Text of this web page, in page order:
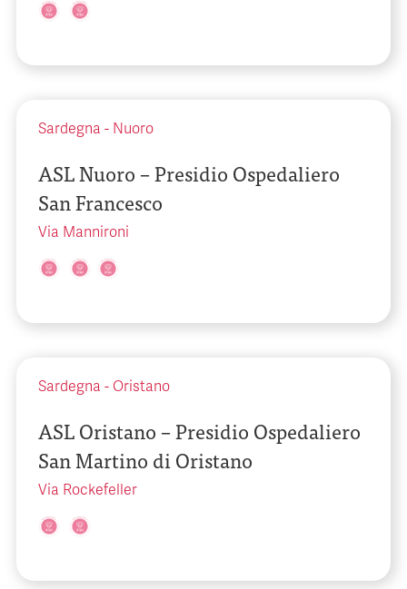
Sardegna - Nuoro
ASL Nuoro – Presidio Ospedaliero
San Francesco
Via Mannironi
Sardegna - Oristano
ASL Oristano – Presidio Ospedaliero
San Martino di Oristano
Via Rockefeller